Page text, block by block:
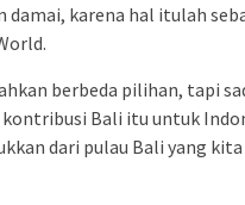
karena hal itulah
berbeda pilihan, tapi
Bali itu untuk
dari pulau Bali yang kita